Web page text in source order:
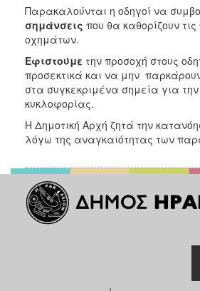
2016
2015
2012
2011
2006
ΤΟΠΟΣ
Παρακαλούνται η οδηγοί να
σημάνσεις που θα καθορίζουν
οχημάτων.
Εφιστούμε την προσοχή στους
προσεκτικά και να μην
στα συγκεκριμένα σημεία για
κυκλοφορίας.
Η Δημοτική Αρχή ζητά την
λόγω της αναγκαιότητας των